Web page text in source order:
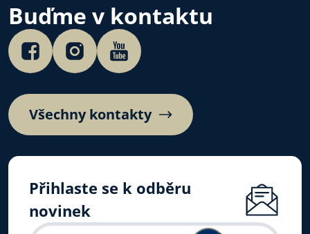
Buďme v kontaktu
Všechny kontakty
Přihlaste se k odběru
novinek